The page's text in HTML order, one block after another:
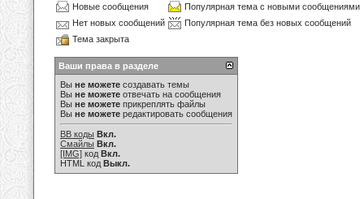
Новые сообщения
Популярная тема с новыми сообщениями
Нет новых сообщений
Популярная тема без новых сообщений
Тема закрыта
Ваши права в разделе
Вы не можете создавать темы
Вы не можете отвечать на сообщения
Вы не можете прикреплять файлы
Вы не можете редактировать сообщения
BB коды Вкл.
Смайлы Вкл.
[IMG] код Вкл.
HTML код Выкл.